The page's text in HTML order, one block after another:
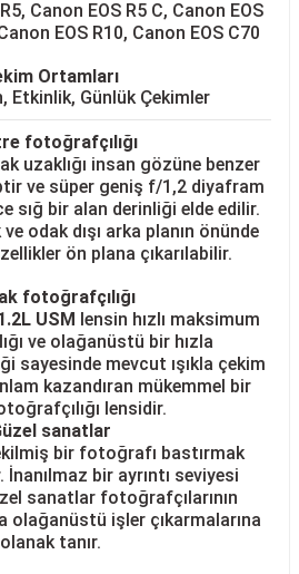
Canon EOS R5 C, Canon EOS
EOS R10, Canon EOS C70
Ortamları
Etkinlik, Günlük Çekimler
fotoğrafçılığı
uzaklığı insan gözüne benzer
ve süper geniş f/1,2 diyafram
sığ bir alan derinliği elde edilir.
odak dışı arka planın önünde
ön plana çıkarılabilir.
fotoğrafçılığı
USM lensin hızlı maksimum
ve olağanüstü bir hızla
sayesinde mevcut ışıkla çekim
kazandıran mükemmel bir
lensidir.
sanatlar
bir fotoğrafı bastırmak
bir ayrıntı seviyesi
sanatlar fotoğrafçılarının
olağanüstü işler çıkarmalarına
olanak tanır.